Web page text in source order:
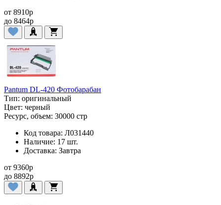
от 8910p
до 8464p
Pantum DL-420 Фотобарабан
Тип: оригинальный
Цвет: черный
Ресурс, объем: 30000 стр
Код товара: Л031440
Наличие: 17 шт.
Доставка: Завтра
от 9360p
до 8892p